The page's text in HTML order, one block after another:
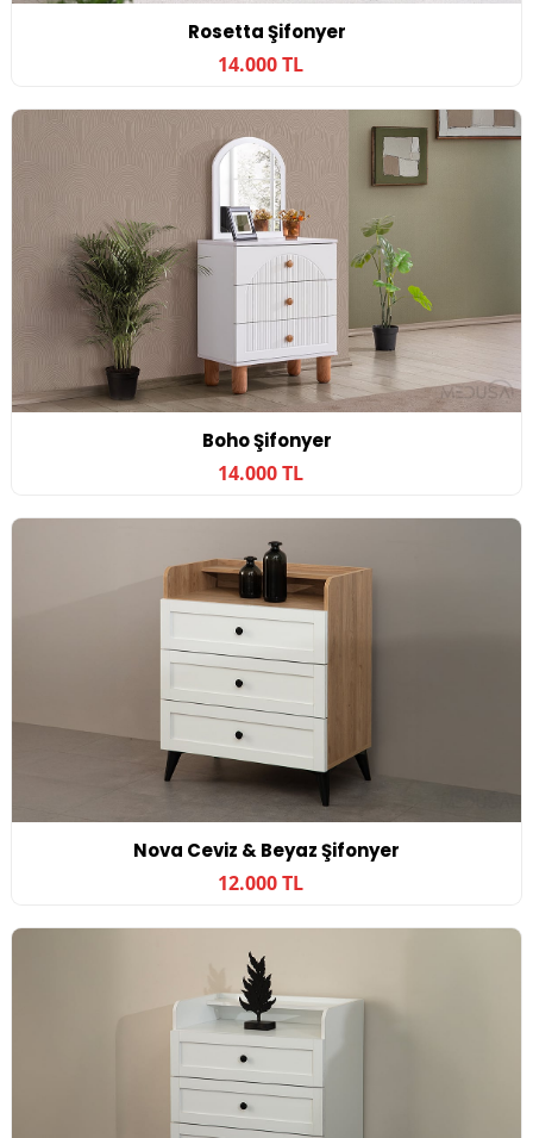
Rosetta Şifonyer
14.000 TL
Boho Şifonyer
14.000 TL
Nova Ceviz & Beyaz Şifonyer
12.000 TL